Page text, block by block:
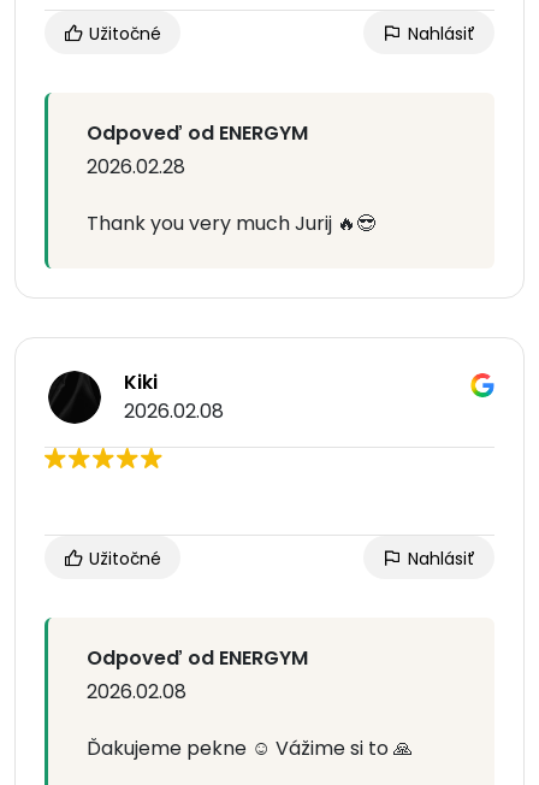
Užitočné Nahlásiť
Odpoveď od ENERGYM
2026.02.28
Thank you very much Jurij 🔥😎
Kiki
2026.02.08
Užitočné Nahlásiť
Odpoveď od ENERGYM
2026.02.08
Ďakujeme pekne ☺️ Vážime si to 🙏